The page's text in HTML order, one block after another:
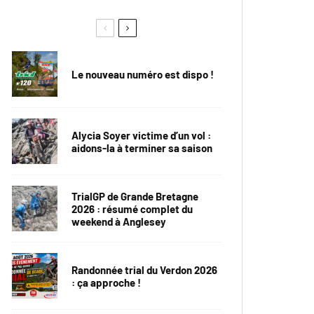
Le nouveau numéro est dispo !
Alycia Soyer victime d’un vol :
aidons-la à terminer sa saison
TrialGP de Grande Bretagne
2026 : résumé complet du
weekend à Anglesey
Randonnée trial du Verdon 2026
: ça approche !